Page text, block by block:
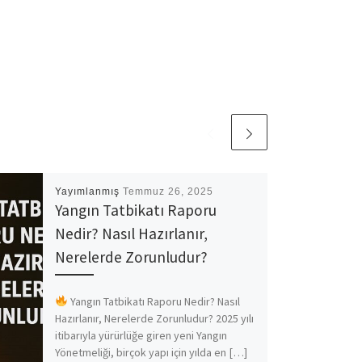
Yayımlanmış Temmuz 26, 2025
Yangın Tatbikatı Raporu
Nedir? Nasıl Hazırlanır,
Nerelerde Zorunludur?
Yangın Tatbikatı Raporu Nedir? Nasıl
Hazırlanır, Nerelerde Zorunludur? 2025 yılı
itibarıyla yürürlüğe giren yeni Yangın
Yönetmeliği, birçok yapı için yılda en […]